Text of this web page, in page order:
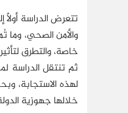
تتعرض الدراسة أولًا
والأمن الصحي، وما
لهذه الاستجابة،
خلالها جهوزية